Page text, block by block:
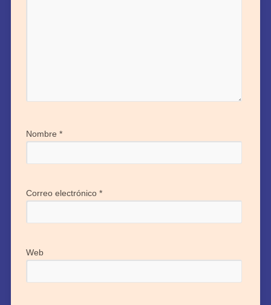
Nombre *
Correo electrónico *
Web